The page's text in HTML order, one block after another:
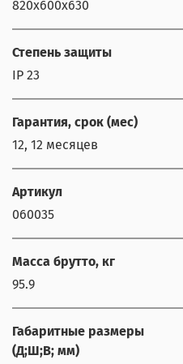
820x600x630
Степень защиты
IP 23
Гарантия, срок (мес)
12, 12 месяцев
Артикул
060035
Масса брутто, кг
95.9
Габаритные размеры
(Д;Ш;В; мм)